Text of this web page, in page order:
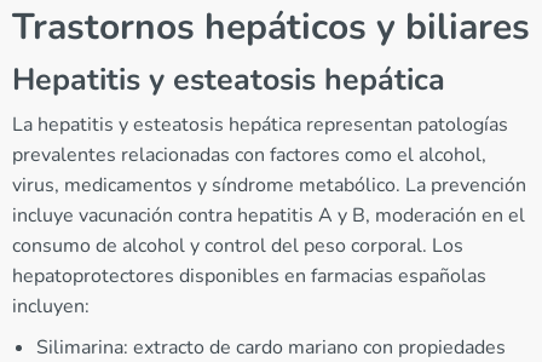
Trastornos hepáticos y biliares
Hepatitis y esteatosis hepática
La hepatitis y esteatosis hepática representan patologías
prevalentes relacionadas con factores como el alcohol,
virus, medicamentos y síndrome metabólico. La prevención
incluye vacunación contra hepatitis A y B, moderación en el
consumo de alcohol y control del peso corporal. Los
hepatoprotectores disponibles en farmacias españolas
incluyen:
Silimarina: extracto de cardo mariano con propiedades